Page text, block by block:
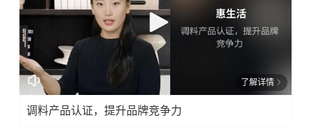
了解详情
调料产品认证，提升品牌竞争力